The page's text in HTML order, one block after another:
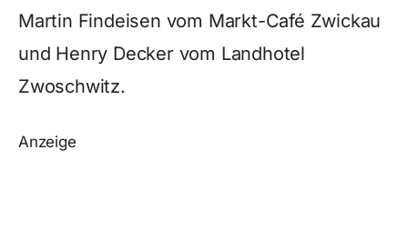
Martin Findeisen vom Markt-Café Zwickau
und Henry Decker vom Landhotel
Zwoschwitz.
Anzeige